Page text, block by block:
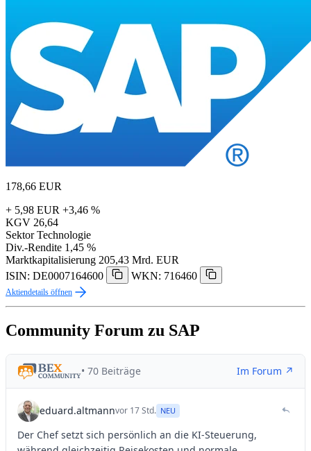
178,66 EUR
+ 5,98 EUR +3,46 %
KGV 26,64
Sektor Technologie
Div.-Rendite 1,45 %
Marktkapitalisierung 205,43 Mrd. EUR
ISIN: DE0007164600
WKN: 716460
Aktiendetails öffnen
Community Forum zu SAP